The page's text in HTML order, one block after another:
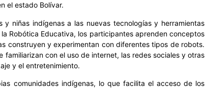
el estado Bolívar.
niñas indígenas a las nuevas tecnologías y herramientas
Robótica Educativa, los participantes aprenden conceptos
construyen y experimentan con diferentes tipos de robots.
familiarizan con el uso de internet, las redes sociales y otras
y el entretenimiento.
comunidades indígenas, lo que facilita el acceso de los